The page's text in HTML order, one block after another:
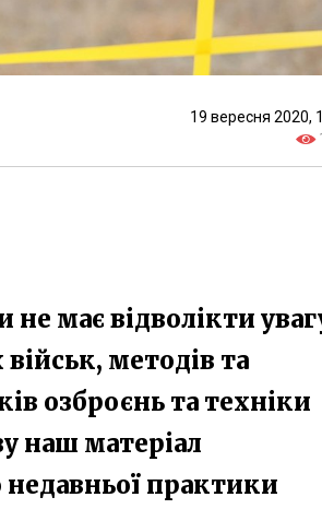
19 вересня 2020,
має відволікти
методів та
озброєнь та техніки
наш матеріал
практики